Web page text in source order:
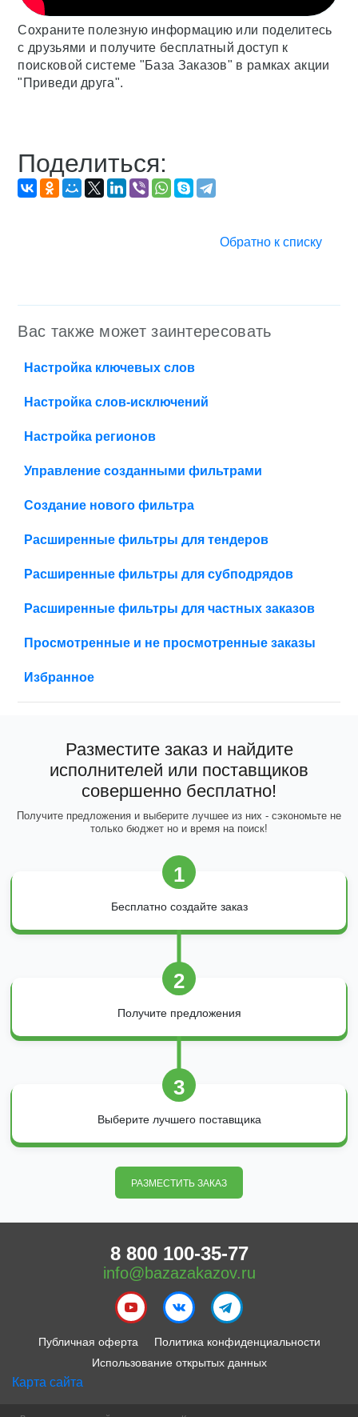
Сохраните полезную информацию или поделитесь
с друзьями и получите бесплатный доступ к
поисковой системе "База Заказов" в рамках акции
"Приведи друга".
Поделиться:
Обратно к списку
Вас также может заинтересовать
Настройка ключевых слов
Настройка слов-исключений
Настройка регионов
Управление созданными фильтрами
Создание нового фильтра
Расширенные фильтры для тендеров
Расширенные фильтры для субподрядов
Расширенные фильтры для частных заказов
Просмотренные и не просмотренные заказы
Избранное
Разместите заказ и найдите
исполнителей или поставщиков
совершенно бесплатно!
Получите предложения и выберите лучшее из них - сэкономьте не
только бюджет но и время на поиск!
1
Бесплатно создайте заказ
2
Получите предложения
3
Выберите лучшего поставщика
РАЗМЕСТИТЬ ЗАКАЗ
Публичная оферта
Политика конфиденциальности
Использование открытых данных
Карта сайта
8 800 100-35-77
info@bazazakazov.ru